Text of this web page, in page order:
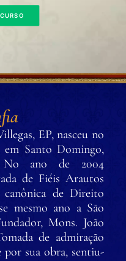
EP, nasceu no
em Santo Domingo,
No ano de 2004
de Fiéis Arautos
canônica de Direito
mesmo ano a São
Mons. João
de admiração
por sua obra, sentiu-